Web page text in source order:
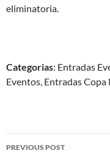
eliminatoria.
Categorias: Entradas
Eventos, Entradas
Post
PREVIOUS POST